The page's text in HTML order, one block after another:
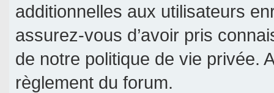
additionnelles aux utilisateurs
assurez-vous d’avoir pris
de notre politique de vie privée.
règlement du forum.